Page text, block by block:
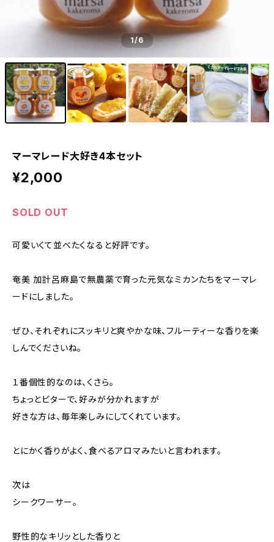
1/6
マーマレード大好き4本セット
¥2,000
SOLD OUT
可愛いくて並べたくなると好評です。
奄美 加計呂麻島で無農薬で育った元気なミカンたちをマーマレ
ードにしました。
ぜひ、それぞれにスッキリと爽やかな味、フルーティーな香りを楽
しんでくださいね。
１番個性的なのは、くさら。
ちょっとビターで、好みが分かれますが
好きな方は、毎年楽しみにしてくれています。
とにかく香りがよく、食べるアロマみたいと言われます。
次は
シークワーサー。
野性的なキリッとした香りと